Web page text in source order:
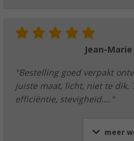
Jean-Marie
"Bestelling goed verpakt
juiste maat, licht, niet te dik.
efficiëntie, stevigheid...."
meer